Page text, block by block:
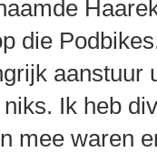
die
aanstuur
Ik heb
mee waren